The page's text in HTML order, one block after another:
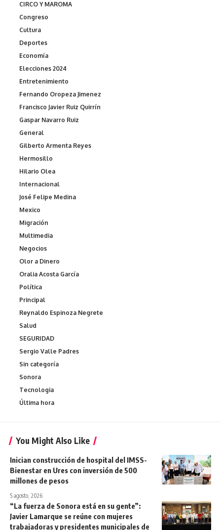
CIRCO Y MAROMA
Congreso
Cultura
Deportes
Economía
Elecciones 2024
Entretenimiento
Fernando Oropeza Jimenez
Francisco Javier Ruiz Quirrín
Gaspar Navarro Ruiz
General
Gilberto Armenta Reyes
Hermosillo
Hilario Olea
Internacional
José Felipe Medina
Mexico
Migración
Multimedia
Negocios
Olor a Dinero
Oralia Acosta García
Política
Principal
Reynaldo Espinoza Negrete
Salud
SEGURIDAD
Sergio Valle Padres
Sin categoría
Sonora
Tecnologia
Última hora
You Might Also Like
Inician construcción de hospital del IMSS-
Bienestar en Ures con inversión de 500
millones de pesos
5 agosto, 2026
“La fuerza de Sonora está en su gente”:
Javier Lamarque se reúne con mujeres
trabajadoras y presidentes municipales de